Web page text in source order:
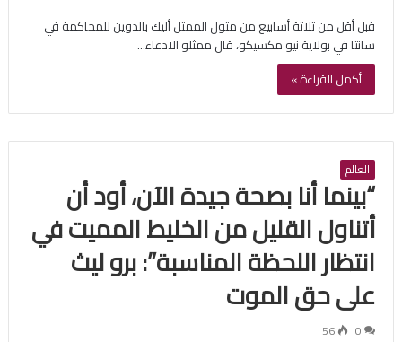
قبل أقل من ثلاثة أسابيع من مثول الممثل أليك بالدوين للمحاكمة في
سانتا في بولاية نيو مكسيكو، قال ممثلو الادعاء…
أكمل القراءة »
العالم
“بينما أنا بصحة جيدة الآن، أود أن
أتناول القليل من الخليط المميت في
انتظار اللحظة المناسبة”: برو ليث
على حق الموت
0
56